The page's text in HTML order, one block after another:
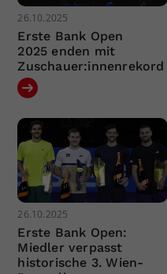
26.10.2025
Erste Bank Open
2025 enden mit
Zuschauer:innenrekord
26.10.2025
Erste Bank Open:
Miedler verpasst
historische 3. Wien-